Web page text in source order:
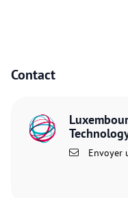
Contact
Envoyer